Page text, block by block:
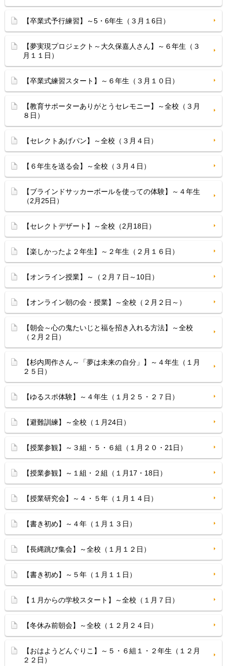
【卒業式予行練習】～5・6年生（３月１6日）
【夢実現プロジェクト～大久保嘉人さん】～６年生（３
月１１日）
【卒業式練習スタート】～６年生（３月１０日）
【教育サポーターありがとうセレモニー】～全校（３月
８日）
【セレクトあげパン】～全校（３月４日）
【６年生を送る会】～全校（３月４日）
【ブラインドサッカーボールを使っての体験】～４年生
（2月25日）
【セレクトデザート】～全校（2月18日）
【楽しかったよ２年生】～２年生（２月１６日）
【オンライン授業】～（２月７日～10日）
【オンライン朝の会・授業】～全校（２月２日～）
【朝会～心の鬼たいじと福を招き入れる方法】～全校
（２月２日）
【杉内周作さん～「夢は未来の自分」】～４年生（１月
２５日）
【ゆるスポ体験】～４年生（１月２５・２７日）
【避難訓練】～全校（１月24日）
【授業参観】～３組・５・６組（１月２０・21日）
【授業参観】～１組・２組（１月17・18日）
【授業研究会】～４・５年（１月１４日）
【書き初め】～４年（１月１３日）
【長縄跳び集会】～全校（１月１２日）
【書き初め】～５年（１月１１日）
【１月からの学校スタート】～全校（１月７日）
【冬休み前朝会】～全校（１２月２４日）
【おはようどんぐりこ】～５・６組１・２年生（１２月
２２日）